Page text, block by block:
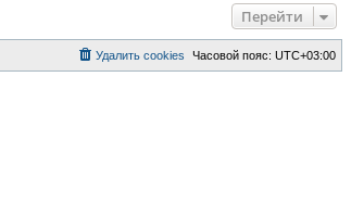
Перейти
Часовой пояс: UTC+03:00
Удалить cookies